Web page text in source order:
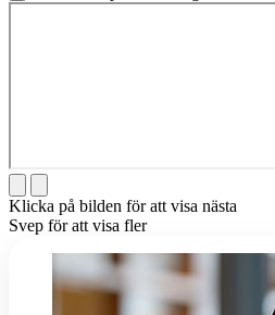
Klicka på bilden för att visa nästa
Svep för att visa fler